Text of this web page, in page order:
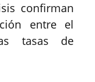
confirman
entre el
tasas de